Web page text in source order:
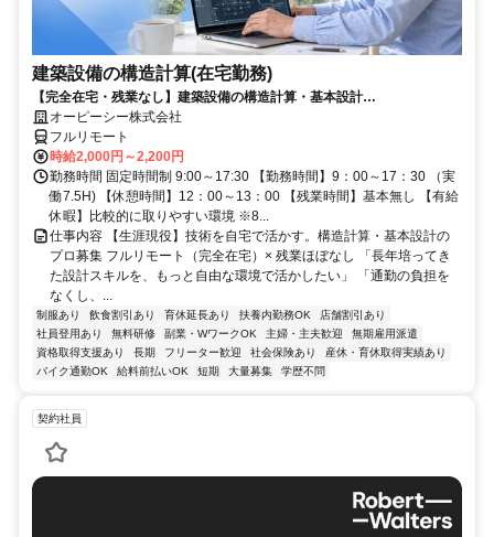
建築設備の構造計算(在宅勤務)
【完全在宅・残業なし】建築設備の構造計算・基本設計
（Revit/AutoCAD）／日本全国・離島居住もOK
オーピーシー株式会社
フルリモート
時給2,000円～2,200円
勤務時間 固定時間制 9:00～17:30 【勤務時間】9：00～17：30 （実
働7.5H) 【休憩時間】12：00～13：00 【残業時間】基本無し 【有給
休暇】比較的に取りやすい環境 ※8...
仕事内容 【生涯現役】技術を自宅で活かす。構造計算・基本設計の
プロ募集 フルリモート（完全在宅）× 残業ほぼなし 「長年培ってき
た設計スキルを、もっと自由な環境で活かしたい」 「通勤の負担を
なくし、...
制服あり 飲食割引あり 育休延長あり 扶養内勤務OK
店舗割引あり
社員登用あり
無料研修 副業・WワークOK 主婦・主夫歓迎
無期雇用派遣
資格取得支援あり
長期 フリーター歓迎 社会保険あり
産休・育休取得実績あり
バイク通勤OK
給料前払いOK 短期 大量募集 学歴不問
契約社員